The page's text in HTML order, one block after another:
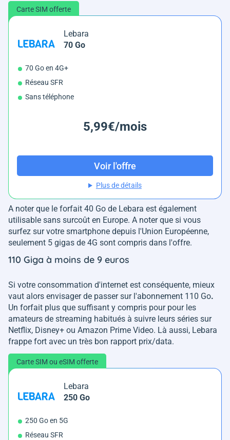
Carte SIM offerte
Lebara
70 Go
70 Go en 4G+
Réseau SFR
Sans téléphone
5,99€/mois
Voir l'offre
Plus de détails
A noter que le forfait 40 Go de Lebara est également
utilisable sans surcoût en Europe. A noter que si vous
surfez sur votre smartphone depuis l'Union Européenne,
seulement 5 gigas de 4G sont compris dans l'offre.
110 Giga à moins de 9 euros
Si votre consommation d'internet est conséquente, mieux
vaut alors envisager de passer sur l'abonnement 110 Go.
Un forfait plus que suffisant y compris pour pour les
amateurs de streaming habitués à suivre leurs séries sur
Netflix, Disney+ ou Amazon Prime Video. Là aussi, Lebara
frappe fort avec un très bon rapport prix/data.
Carte SIM ou eSIM offerte
Lebara
250 Go
250 Go en 5G
Réseau SFR